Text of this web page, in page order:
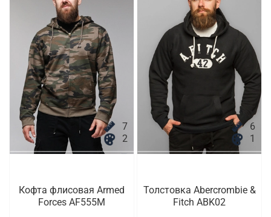
7
2
Кофта флисовая Armed
Forces AF555M
6
1
Толстовка Abercrombie &
Fitch ABK02